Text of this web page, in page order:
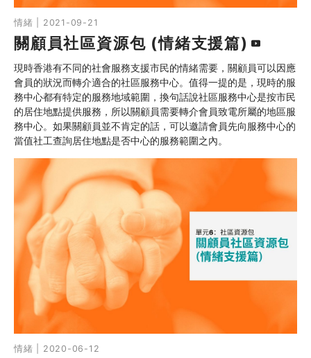
情緒 | 2021-09-21
關顧員社區資源包 (情緒支援篇)
現時香港有不同的社會服務支援市民的情緒需要，關顧員可以因應
會員的狀況而轉介適合的社區服務中心。值得一提的是，現時的服
務中心都有特定的服務地域範圍，換句話說社區服務中心是按市民
的居住地點提供服務，所以關顧員需要轉介會員致電所屬的地區服
務中心。如果關顧員並不肯定的話，可以邀請會員先向服務中心的
當值社工查詢居住地點是否中心的服務範圍之內。
情緒 | 2020-06-12